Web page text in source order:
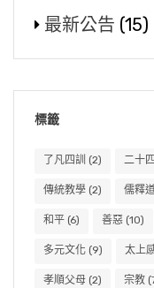
最新公告 (15)
標籤
了凡四訓 (2) 二十
傳統教學 (2) 儒釋
和平 (6) 善惡 (10)
多元文化 (9) 太上
孝順父母 (2) 宗教